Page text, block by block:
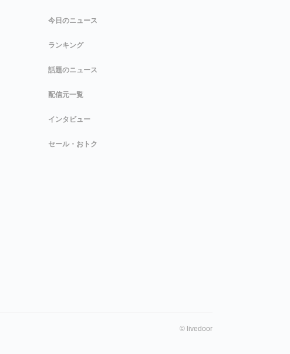
今日のニュース
ランキング
話題のニュース
配信元一覧
インタビュー
セール・おトク
© livedoor